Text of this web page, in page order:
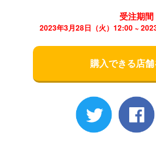
受注期間
2023年3月28日（火）12:00 ~
購入できる店